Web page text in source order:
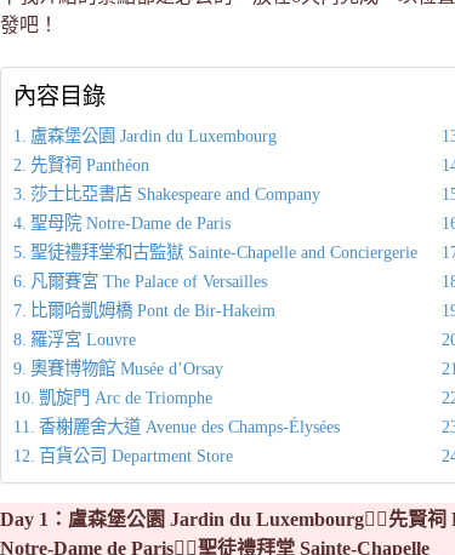
發吧！
內容目錄
盧森堡公園 Jardin du Luxembourg
先賢祠 Panthéon
莎士比亞書店 Shakespeare and Company
聖母院 Notre-Dame de Paris
聖徒禮拜堂和古監獄 Sainte-Chapelle and Conciergerie
凡爾賽宮 The Palace of Versailles
比爾哈凱姆橋 Pont de Bir-Hakeim
羅浮宮 Louvre
奧賽博物館 Musée d’Orsay
凱旋門 Arc de Triomphe
香榭麗舍大道 Avenue des Champs-Élysées
百貨公司 Department Store
Day 1：盧森堡公園 Jardin du Luxembourg👉🏻先賢祠
Notre-Dame de Paris👉🏻聖徒禮拜堂 Sainte-Chapelle